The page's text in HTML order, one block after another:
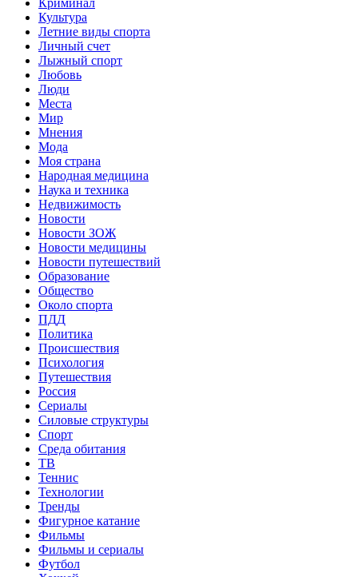
Культура
Летние виды спорта
Личный счет
Лыжный спорт
Любовь
Люди
Места
Мир
Мнения
Мода
Моя страна
Народная медицина
Наука и техника
Недвижимость
Новости
Новости ЗОЖ
Новости медицины
Новости путешествий
Образование
Общество
Около спорта
ПДД
Политика
Происшествия
Психология
Путешествия
Россия
Сериалы
Силовые структуры
Спорт
Среда обитания
ТВ
Теннис
Технологии
Тренды
Фигурное катание
Фильмы
Фильмы и сериалы
Футбол